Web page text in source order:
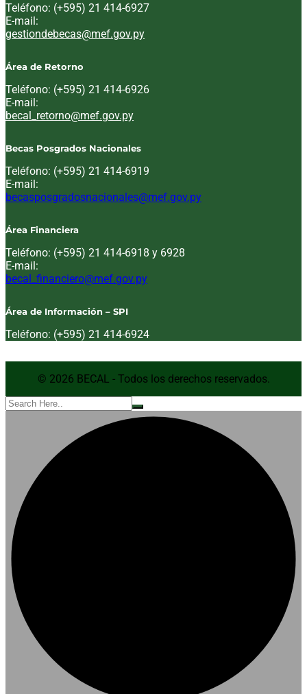
Teléfono: (+595) 21 414-6927
E-mail:
Email:
gestiondebecas@mef.gov.py
Área de Retorno
Teléfono: (+595) 21 414-6926
E-mail:
Email:
becal_retorno@mef.gov.py
Becas Posgrados Nacionales
Teléfono: (+595) 21 414-6919
E-mail:
Email:
becasposgradosnacionales@mef.gov.py
Área Financiera
Teléfono: (+595) 21 414-6918 y 6928
E-mail:
Email:
becal_financiero@mef.gov.py
Área de Información – SPI
Teléfono: (+595) 21 414-6924
© 2026 BECAL - Todos los derechos reservados.